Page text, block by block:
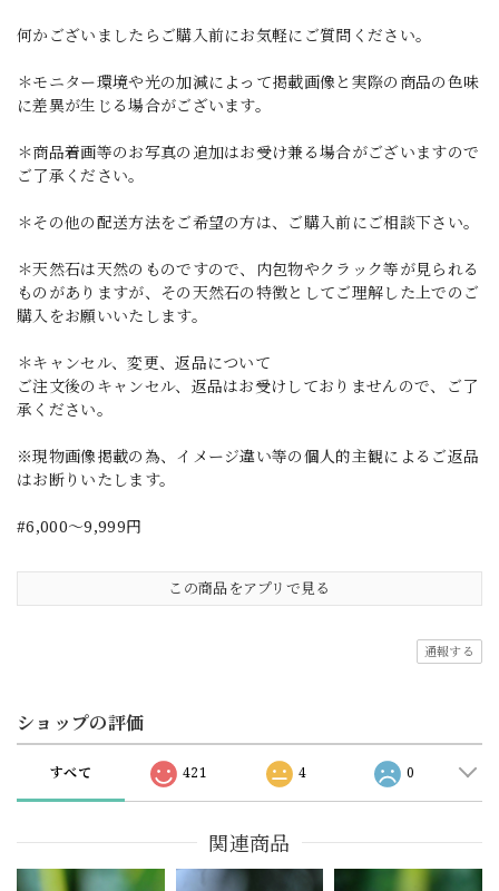
何かございましたらご購入前にお気軽にご質問ください。
＊モニター環境や光の加減によって掲載画像と実際の商品の色味
に差異が生じる場合がございます。
＊商品着画等のお写真の追加はお受け兼る場合がございますので
ご了承ください。
＊その他の配送方法をご希望の方は、ご購入前にご相談下さい。
＊天然石は天然のものですので、内包物やクラック等が見られる
ものがありますが、その天然石の特徴としてご理解した上でのご
購入をお願いいたします。
＊キャンセル、変更、返品について
ご注文後のキャンセル、返品はお受けしておりませんので、ご了
承ください。
※現物画像掲載の為、イメージ違い等の個人的主観によるご返品
はお断りいたします。
#6,000～9,999円
この商品をアプリで見る
通報する
ショップの評価
すべて 421 4 0
関連商品